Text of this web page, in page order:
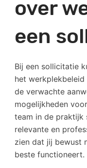
over
een
Bij een sollicitatie
het
de verwachte
mogelijkheden
team in de praktijk
relevante en
zien dat jij bewust
beste functioneert.